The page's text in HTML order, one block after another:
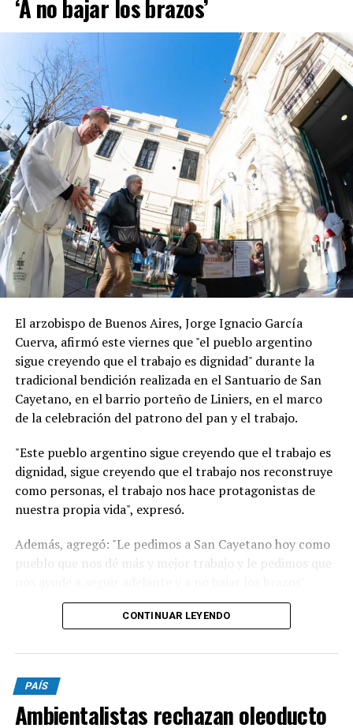
‘A no bajar los brazos’
El arzobispo de Buenos Aires, Jorge Ignacio García
Cuerva, afirmó este viernes que "el pueblo argentino
sigue creyendo que el trabajo es dignidad" durante la
tradicional bendición realizada en el Santuario de San
Cayetano, en el barrio porteño de Liniers, en el marco
de la celebración del patrono del pan y el trabajo.
"Este pueblo argentino sigue creyendo que el trabajo es
dignidad, sigue creyendo que el trabajo nos reconstruye
como personas, el trabajo nos hace protagonistas de
nuestra propia vida", expresó.
Además, agregó: "Le pedimos a San Cayetano hoy como
pueblo que nos dé más y mejor trabajo y le pedimos que
"Un signo de esperanza es verlos a todos ustedes
están aquí con sus herramientas, con el fruto de su
trabajo con sus manos con su corazón queriendo
reconstruir seguramente la vida de su familia y la de
nuestro país. Cuando decimos que recibimos la
CONTINUAR LEYENDO
PAÍS
Ambientalistas rechazan oleoducto